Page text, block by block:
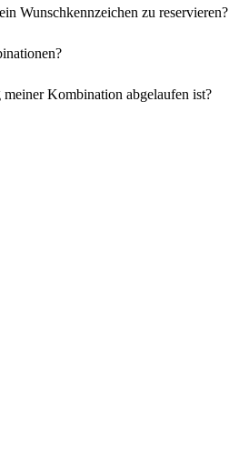
Wunschkennzeichen zu reservieren?
Kombination abgelaufen ist?